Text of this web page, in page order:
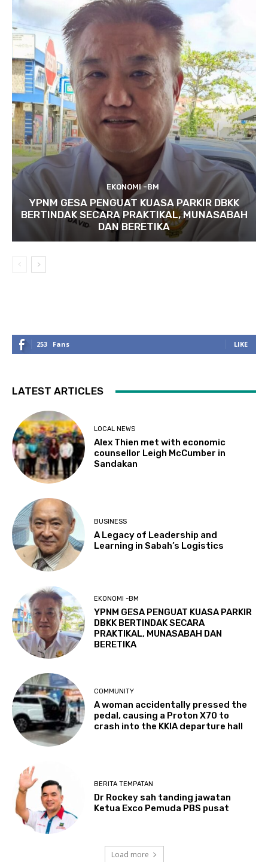
EKONOMI -BM
YPNM GESA PENGUAT KUASA PARKIR DBKK
BERTINDAK SECARA PRAKTIKAL, MUNASABAH
DAN BERETIKA
253 Fans LIKE
LATEST ARTICLES
LOCAL NEWS
Alex Thien met with economic
counsellor Leigh McCumber in
Sandakan
BUSINESS
A Legacy of Leadership and
Learning in Sabah’s Logistics
EKONOMI -BM
YPNM GESA PENGUAT KUASA PARKIR
DBKK BERTINDAK SECARA
PRAKTIKAL, MUNASABAH DAN
BERETIKA
COMMUNITY
A woman accidentally pressed the
pedal, causing a Proton X70 to
crash into the KKIA departure hall
BERITA TEMPATAN
Dr Rockey sah tanding jawatan
Ketua Exco Pemuda PBS pusat
Load more